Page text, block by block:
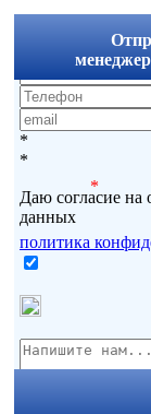
*
*
*
Даю согласие на
данных
политика